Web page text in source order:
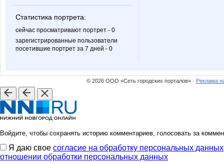
Статистика портрета:
сейчас просматривают портрет - 0
зарегистрированные пользователи
посетившие портрет за 7 дней - 0
limon1982
© 2026 ООО «Сеть городских порталов» · Реклама
Войдите, чтобы сохранять историю комментариев, голосовать за
Я даю свое согласие на обработку персональных данных
отношении обработки персональных данных